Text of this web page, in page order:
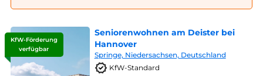
KfW-Förderung
verfügbar
Seniorenwohnen am Deister bei
Hannover
Springe, Niedersachsen, Deutschland
KfW-Standard